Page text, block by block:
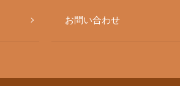
お問い合わせ